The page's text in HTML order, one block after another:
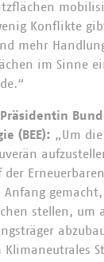
Konflikte
mehr
im Sinne
(BEE): „Um
Anfang
stellen, um
Klimaneutrales